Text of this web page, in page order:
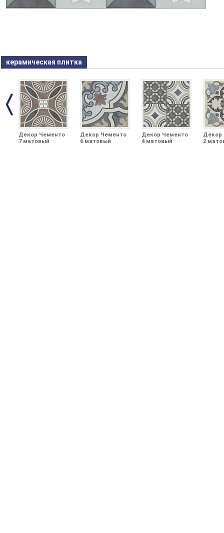
керамическая плитка
Декор Чементо
7 матовый
Декор Чементо
6 матовый
Декор Чементо
4 матовый
Декор
2